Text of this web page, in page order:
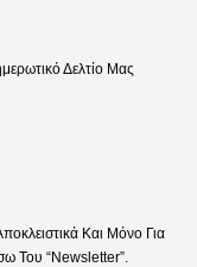
Δελτίο Μας
Και Μόνο Για
Του “Newsletter”.